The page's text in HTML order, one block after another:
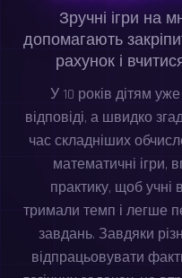
Зручні ігри на
допомагають
рахунок і
У 10 років дітям
відповіді, а швидко
час складніших
математичні ігри,
практику, щоб
тримали темп і легше
завдань. Завдяки
відпрацьовувати